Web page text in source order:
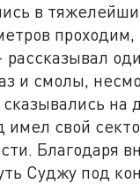
в
проходим,
и смолы,
на
имел свой
Благодаря
Суджу под